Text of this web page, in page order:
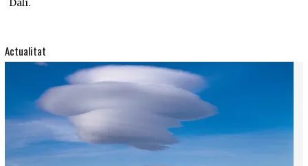
Dalí.
Actualitat